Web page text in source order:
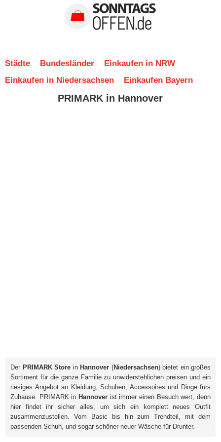
Städte Bundesländer
Einkaufen in NRW
Einkaufen in Niedersachsen
Einkaufen Bayern
PRIMARK in Hannover
Der PRIMARK Store in Hannover (Niedersachsen) bietet ein großes
Sortiment für die ganze Familie zu unwiderstehlichen preisen und ein
riesiges Angebot an Kleidung, Schuhen, Accessoires und Dinge fürs
Zuhause. PRIMARK in Hannover ist immer einen Besuch wert, denn
hier findet ihr sicher alles, um sich ein komplett neues Outfit
zusammenzustellen. Vom Basic bis hin zum Trendteil, mit dem
passenden Schuh, und sogar schöner neuer Wäsche für Drunter.